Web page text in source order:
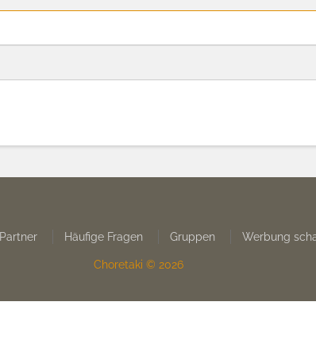
Partner Häufige Fragen Gruppen Werbung
Choretaki © 2026